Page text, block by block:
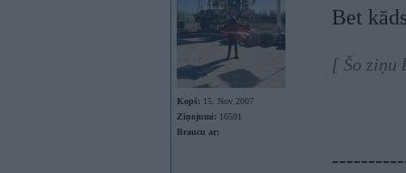
Kopš: 15. Nov 2007
Ziņojumi: 16591
Braucu ar:
Bet
[ Šo ziņu